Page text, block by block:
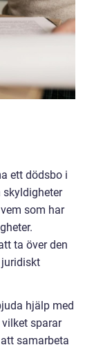
ett dödsbo i
som har
ta över den
juridiskt
hjälp med
sparar
samarbeta